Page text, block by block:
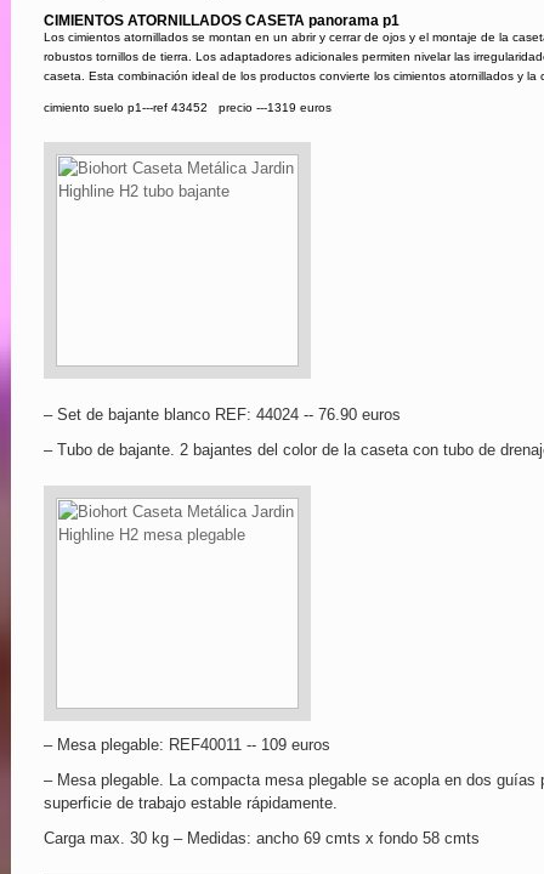
CIMIENTOS ATORNILLADOS CASETA panorama p1
Los cimientos atornillados se montan en un abrir y cerrar de ojos y el montaje de la
robustos tornillos de tierra. Los adaptadores adicionales permiten nivelar las
caseta. Esta combinación ideal de los productos convierte los cimientos atornillados y
cimiento suelo p1---ref 43452 precio ---1319 euros
– Set de bajante blanco REF: 44024 -- 76.90 euros
– Tubo de bajante. 2 bajantes del color de la caseta con tubo de
– Mesa plegable: REF40011 -- 109 euros
– Mesa plegable. La compacta mesa plegable se acopla en dos
superficie de trabajo estable rápidamente.
Carga max. 30 kg – Medidas: ancho 69 cmts x fondo 58 cmts